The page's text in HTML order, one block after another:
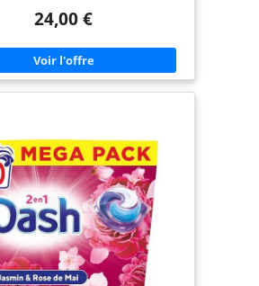
elle garantit un lavage en profondeur
Ariel est fabriquée en France
24,00 €